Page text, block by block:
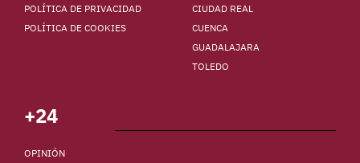
POLÍTICA DE PRIVACIDAD
POLÍTICA DE COOKIES
CIUDAD REAL
CUENCA
GUADALAJARA
TOLEDO
+24
OPINIÓN